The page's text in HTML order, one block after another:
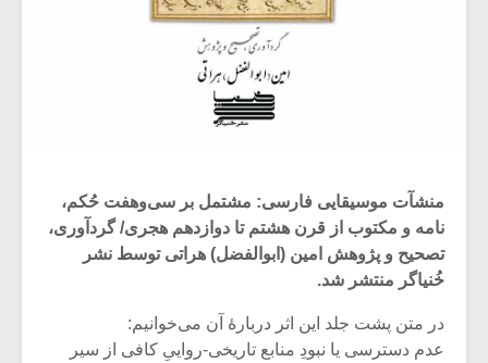
منشآت موسیقایی فارسی: مشتمل بر سی‌وهفت حُکم،
نامه و مکتوب از قرن هشتم تا دوازدهم هجری/ گردآوری،
تصحیح و پژوهش امین (ابوالفضل) هراتی توسط نشر
خُنیاگر منتشر شد.
در متن پشت جلد این اثر دربارۀ آن می‌خوانیم:
عدم دسترسی یا نبودِ منابع تاریخی-رواییِ کافی از سیر